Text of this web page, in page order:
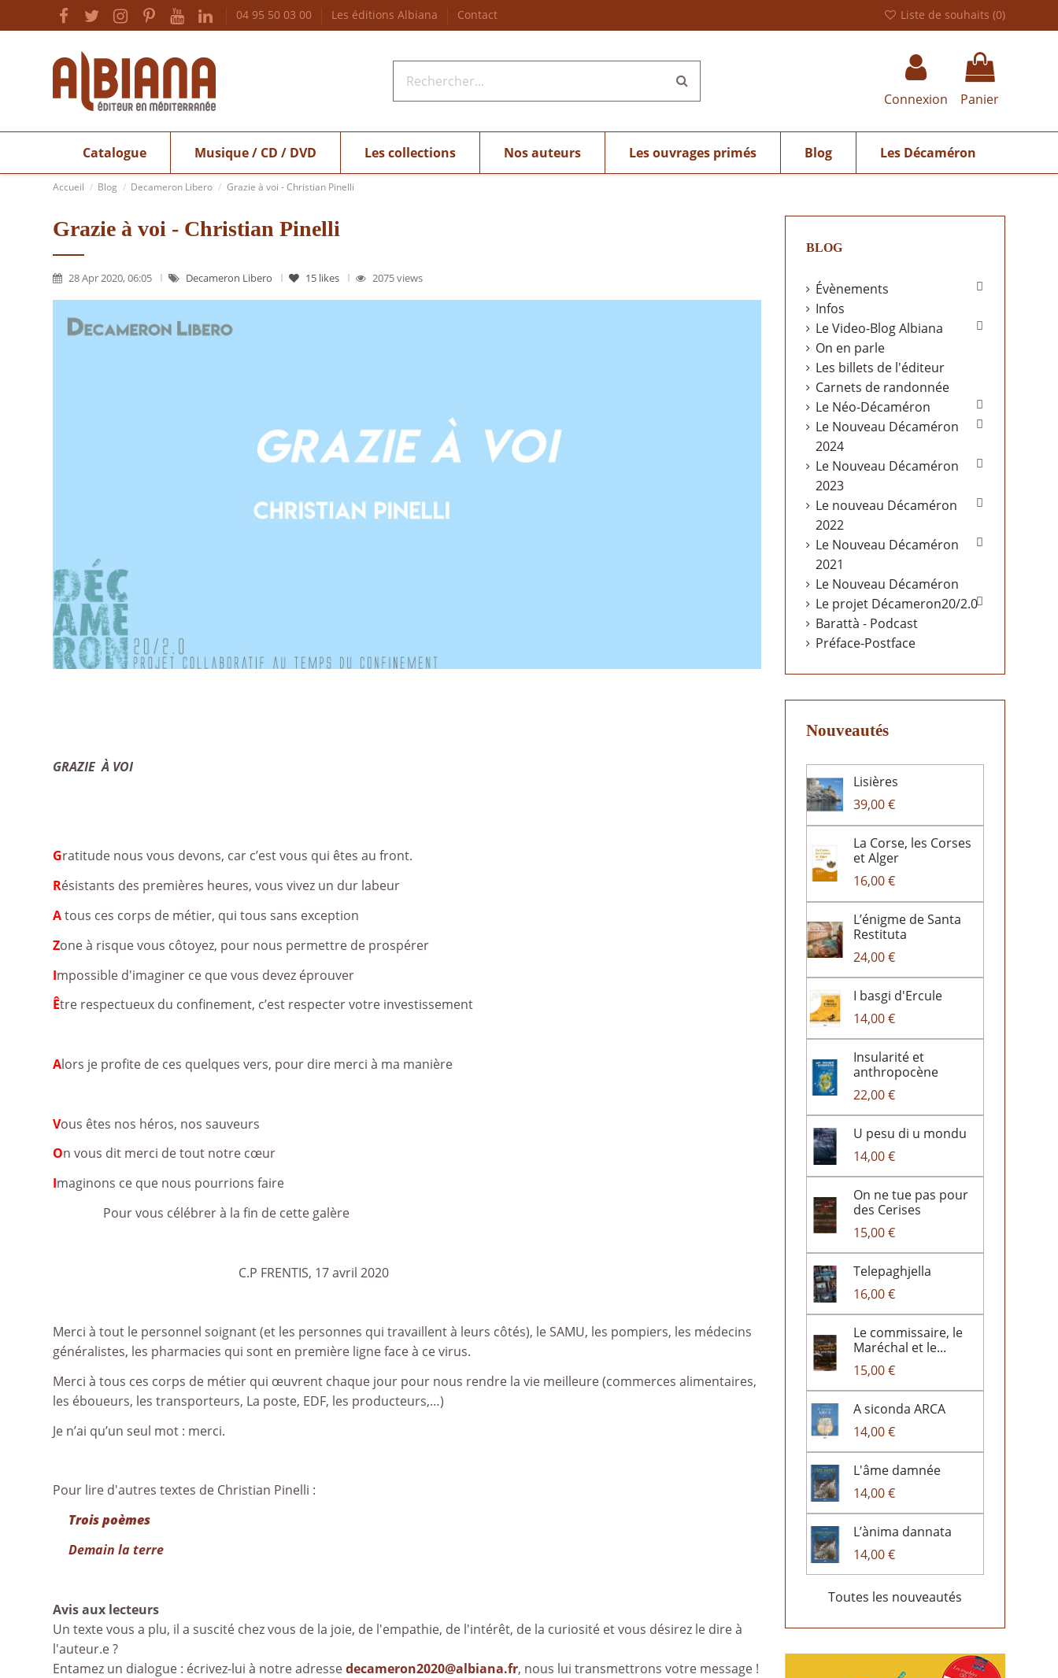
04 95 50 03 00 Les éditions Albiana Contact Liste de souhaits (0)
Connexion Panier
Catalogue Musique / CD / DVD Les collections Nos auteurs Les ouvrages primés Blog Les Décaméron
Accueil Blog Decameron Libero Grazie à voi - Christian Pinelli
Grazie à voi - Christian Pinelli
28 Apr 2020, 06:05 Decameron Libero 15 likes 2075 views
GRAZIE À VOI
Gratitude nous vous devons, car c’est vous qui êtes au front.
Résistants des premières heures, vous vivez un dur labeur
Atous ces corps de métier, qui tous sans exception
Zone à risque vous côtoyez, pour nous permettre de prospérer
Impossible d'imaginer ce que vous devez éprouver
Être respectueux du confinement, c’est respecter votre investissement
Alors je profite de ces quelques vers, pour dire merci à ma manière
Vous êtes nos héros, nos sauveurs
On vous dit merci de tout notre cœur
Imaginons ce que nous pourrions faire
Pour vous célébrer à la fin de cette galère
C.P FRENTIS, 17 avril 2020
Merci à tout le personnel soignant (et les personnes qui travaillent à leurs côtés), le SAMU, les pompiers, les médecins
généralistes, les pharmacies qui sont en première ligne face à ce virus.
Merci à tous ces corps de métier qui œuvrent chaque jour pour nous rendre la vie meilleure (commerces alimentaires,
les éboueurs, les transporteurs, La poste, EDF, les producteurs,…)
Je n’ai qu’un seul mot : merci.
Pour lire d'autres textes de Christian Pinelli :
Trois poèmes
Demain la terre
Avis aux lecteurs
Un texte vous a plu, il a suscité chez vous de la joie, de l'empathie, de l'intérêt, de la curiosité et vous désirez le dire à
l'auteur.e ?
Entamez un dialogue : écrivez-lui à notre adressedecameron2020@albiana.fr, nous lui transmettrons votre message !
BLOG
Évènements 
Infos
Le Video-Blog Albiana

On en parle
Les billets de l'éditeur
Carnets de randonnée
Le Néo-Décaméron

Le Nouveau Décaméron
2024

Le Nouveau Décaméron
2023

Le nouveau Décaméron
2022

Le Nouveau Décaméron
2021

Le Nouveau Décaméron
Le projet Décameron20/2.0
Barattà - Podcast
Préface-Postface
Nouveautés
Lisières
39,00 €
La Corse, les Corses
et Alger
16,00 €
L’énigme de Santa
Restituta
24,00 €
I basgi d'Ercule
14,00 €
Insularité et
anthropocène
22,00 €
U pesu di u mondu
14,00 €
On ne tue pas pour
des Cerises
15,00 €
Telepaghjella
16,00 €
Le commissaire, le
Maréchal et le...
15,00 €
A siconda ARCA
14,00 €
L'âme damnée
14,00 €
L’ànima dannata
14,00 €
Toutes les nouveautés